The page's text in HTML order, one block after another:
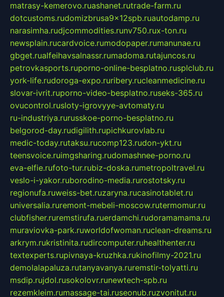
matrasy-kemerovo.ruashanet.rutrade-farm.ru
dotcustoms.rudomizbrusa9x12spb.ruautodamp.ru
narasimha.rudjcommodities.runv750.rux-ton.ru
newsplain.rucardvoice.rumodopaper.rumanunae.ru
gbget.rualfeihavsalnassr.rumadoma.rutajuncos.ru
petrovkasports.ruporno-online-besplatno.rusplclub.ru
york-life.rudoroga-expo.ruribery.rucleanmedicine.ru
slovar-ivrit.ruporno-video-besplatno.ruseks-365.ru
ovucontrol.rusloty-igrovyye-avtomaty.ru
ru-industriya.rurusskoe-porno-besplatno.ru
belgorod-day.rudigilith.rupichkurovlab.ru
medic-today.rutaksu.rucomp123.rudon-ykt.ru
teensvoice.ruimgsharing.rudomashnee-porno.ru
eva-elfie.rufoto-tur.rubiz-doska.rumetropoltravel.ru
veslo-i-yakor.ruborodino-media.rurostotsky.ru
regionufa.ruweiss-bet.ruzaryna.rucasinotablet.ru
universalia.ruremont-mebeli-moscow.rutermomur.ru
clubfisher.ruremstirufa.ruerdamchi.rudoramamama.ru
muraviovka-park.ruworldofwoman.ruclean-dreams.ru
arkrym.rukristinita.rudircomputer.ruhealthenter.ru
textexperts.rupivnaya-kruzhka.rukinofilmy-2021.ru
demolalapaluza.rutanyavanya.ruremstir-tolyatti.ru
msdip.rujdol.rusokolovr.runewtech-spb.ru
rezemkleim.rumassage-tai.ruseonub.ruzvonitut.ru